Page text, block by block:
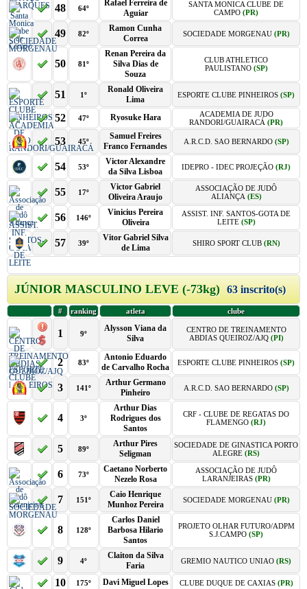
48 64º
Rafael Ferreira de
Aguiar
SANTA MONICA CLUBE DE
CAMPO(PR)
49 82º
Ramon Cunha
Correa
SOCIEDADE MORGENAU (PR)
50 81º
Renan Pereira da
Silva Dias de
Souza
CLUB ATHLETICO
PAULISTANO (SP)
51 1º
Ronald Oliveira
Lima
ESPORTE CLUBE PINHEIROS(SP)
52 47º Ryosuke Hara
ACADEMIA DE JUDO
RANDORI/GUAIRACÁ(PR)
53 45º
Samuel Freires
Franco Fernandes
A.R.C.D. SAO BERNARDO (SP)
54 53º
Victor Alexandre
da Silva Lisboa
IDEPRO - IDEC PROJEÇÃO(RJ)
55 17º
Victor Gabriel
Oliveira Araujo
ASSOCIAÇÃO DE JUDÔ
ALIANÇA (ES)
56 146º
Vinicius Pereira
Oliveira
ASSIST. INF. SANTOS-GOTA DE
LEITE (SP)
57 39º
Vitor Gabriel Silva
de Lima
SHIRO SPORT CLUB (RN)
JÚNIOR MASCULINO LEVE (-73kg)63 inscrito(s)
# ranking atleta clube
1 9º
Alysson Viana da
Silva
CENTRO DE TREINAMENTO
ABDIAS QUEIROZ/AJQ (PI)
2 83º
Antonio Eduardo
de Carvalho Rocha
ESPORTE CLUBE PINHEIROS(SP)
3 141º
Arthur Germano
Pinheiro
A.R.C.D. SAO BERNARDO (SP)
4 3º
Arthur Dias
Rodrigues dos
Santos
CRF - CLUBE DE REGATAS DO
FLAMENGO(RJ)
5 89º
Arthur Pires
Seligman
SOCIEDADE DE GINASTICA PORTO
ALEGRE(RS)
6 73º
Caetano Norberto
Nezelo Rosa
ASSOCIAÇÃO DE JUDÔ
LARANJEIRAS (PR)
7 151º
Caio Henrique
Munhoz Pereira
SOCIEDADE MORGENAU (PR)
8 128º
Carlos Daniel
Barbosa Hilario
Santos
PROJETO OLHAR FUTURO/ADPM
S.J.CAMPO(SP)
9 4º
Claiton da Silva
Faria
GREMIO NAUTICO UNIAO(RS)
10 175º Davi Miguel Lopes CLUBE DUQUE DE CAXIAS (PR)